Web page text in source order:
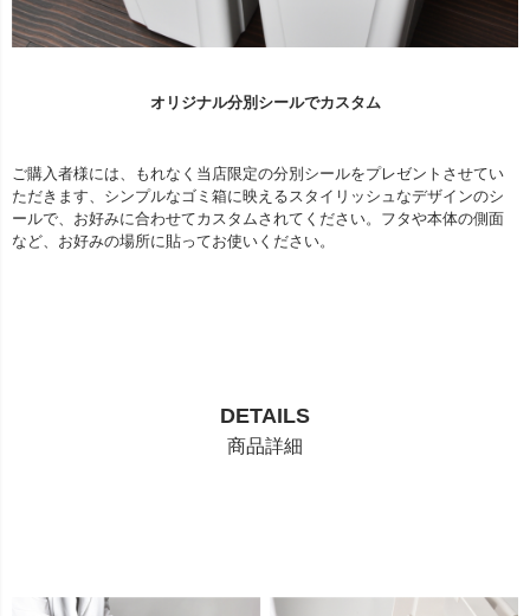
オリジナル分別シールでカスタム
ご購入者様には、もれなく当店限定の分別シールをプレゼントさせてい
ただきます、シンプルなゴミ箱に映えるスタイリッシュなデザインのシ
ールで、お好みに合わせてカスタムされてください。フタや本体の側面
など、お好みの場所に貼ってお使いください。
DETAILS
商品詳細